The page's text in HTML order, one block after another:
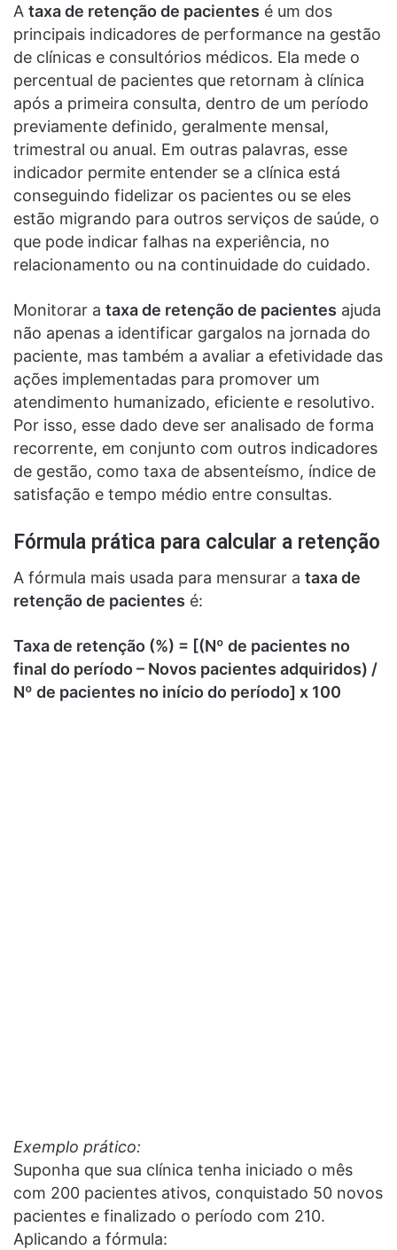
A taxa de retenção de pacientes é um dos
principais indicadores de performance na gestão
de clínicas e consultórios médicos. Ela mede o
percentual de pacientes que retornam à clínica
após a primeira consulta, dentro de um período
previamente definido, geralmente mensal,
trimestral ou anual. Em outras palavras, esse
indicador permite entender se a clínica está
conseguindo fidelizar os pacientes ou se eles
estão migrando para outros serviços de saúde, o
que pode indicar falhas na experiência, no
relacionamento ou na continuidade do cuidado.
Monitorar a taxa de retenção de pacientes ajuda
não apenas a identificar gargalos na jornada do
paciente, mas também a avaliar a efetividade das
ações implementadas para promover um
atendimento humanizado, eficiente e resolutivo.
Por isso, esse dado deve ser analisado de forma
recorrente, em conjunto com outros indicadores
de gestão, como taxa de absenteísmo, índice de
satisfação e tempo médio entre consultas.
Fórmula prática para calcular a retenção
A fórmula mais usada para mensurar a taxa de
retenção de pacientes é:
Taxa de retenção (%) = [(Nº de pacientes no
final do período – Novos pacientes adquiridos) /
Nº de pacientes no início do período] x 100
Exemplo prático:
Suponha que sua clínica tenha iniciado o mês
com 200 pacientes ativos, conquistado 50 novos
pacientes e finalizado o período com 210.
Aplicando a fórmula: